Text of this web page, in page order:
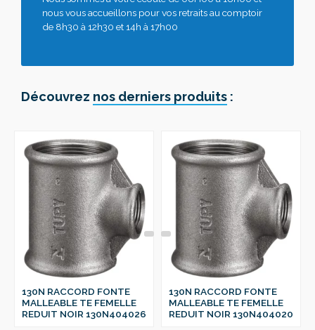
nous vous accueillons pour vos retraits au comptoir
de 8h30 à 12h30 et 14h à 17h00
Découvrez nos derniers produits :
130N RACCORD FONTE
MALLEABLE TE FEMELLE
REDUIT NOIR 130N404026
130N RACCORD FONTE
MALLEABLE TE FEMELLE
REDUIT NOIR 130N404020